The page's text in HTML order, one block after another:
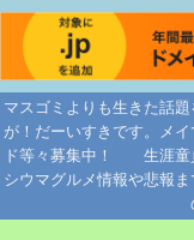
マスゴミよりも生きた話
が！だーいすきです。メ
ド等々募集中！ 生涯童
シウマグルメ情報や悲報